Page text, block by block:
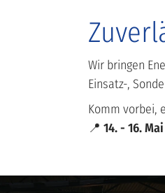
Wir bringen
Einsatz-,
Komm vorbei,
📍 14. - 16.